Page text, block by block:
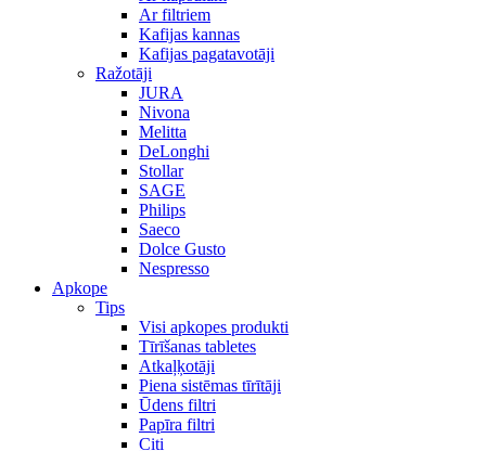
Ar filtriem
Kafijas kannas
Kafijas pagatavotāji
Ražotāji
JURA
Nivona
Melitta
DeLonghi
Stollar
SAGE
Philips
Saeco
Dolce Gusto
Nespresso
Apkope
Tips
Visi apkopes produkti
Tīrīšanas tabletes
Atkaļķotāji
Piena sistēmas tīrītāji
Ūdens filtri
Papīra filtri
Citi